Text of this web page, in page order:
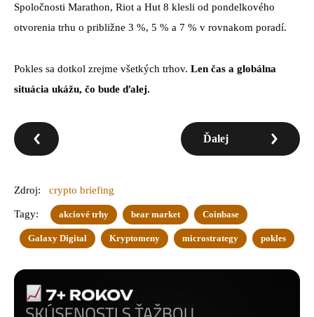
Spoločnosti Marathon, Riot a Hut 8 klesli od pondelkového
otvorenia trhu o približne 3 %, 5 % a 7 % v rovnakom poradí.
Pokles sa dotkol zrejme všetkých trhov. Len čas a globálna
situácia ukážu, čo bude ďalej.
Ďalej
Zdroj: crypto briefing
Tagy: akciové trhy bear market Coinbase
Galaxy Digital Kryptomeny microstrategy pokles